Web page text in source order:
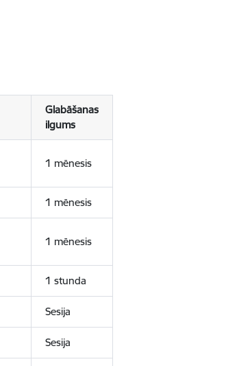
Glabāšanas
ilgums
1 mēnesis
1 mēnesis
1 mēnesis
1 stunda
Sesija
Sesija